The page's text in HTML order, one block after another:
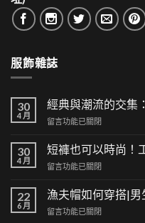
服飾雜誌
30
4 月
經典與潮流的交集
在
典
與
潮
的
交
集：
留言功能已關閉
30
4 月
短褲也可以時尚！
在
褲
也
可
留言功能已關閉
22
6 月
漁夫帽如何穿搭|
在
留言功能已關閉